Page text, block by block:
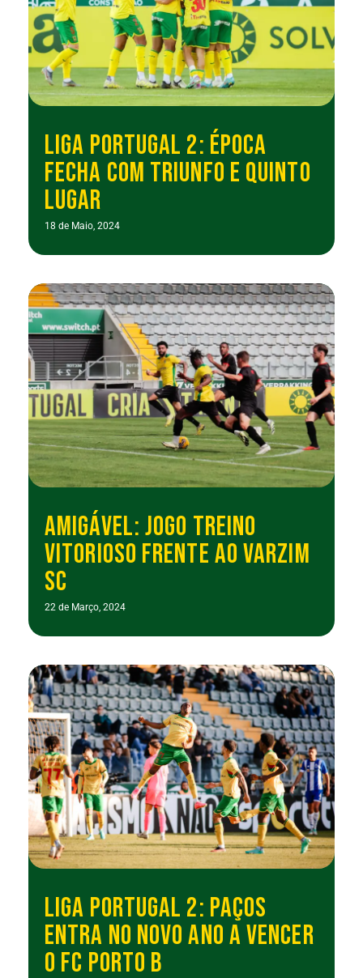
LIGA PORTUGAL 2: ÉPOCA
FECHA COM TRIUNFO E QUINTO
LUGAR
18 de Maio, 2024
AMIGÁVEL: JOGO TREINO
VITORIOSO FRENTE AO VARZIM
SC
22 de Março, 2024
LIGA PORTUGAL 2: PAÇOS
ENTRA NO NOVO ANO A VENCER
O FC PORTO B